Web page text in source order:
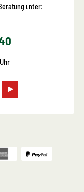
unter: